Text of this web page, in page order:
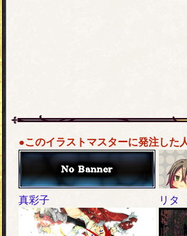
●このイラストマスターに発注した
真彩子 リタ